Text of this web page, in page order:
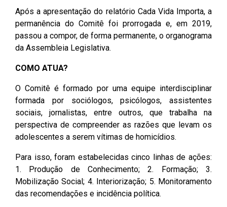
Coordenadoria de Eventos e
Comitê de Imprensa
Prevenção Institucional
2ª Companhia de Polícia de
Guarda (2ª CPG)
Departamento de
Documentação e Informação
Sala do Empreendedor
Trabalho, Administração e
Turismo e Serviços
Urbano
Após a apresentação do relatório Cada Vida Importa, a
permanência do Comitê foi prorrogada e, em 2019,
passou a compor, de forma permanente, o organograma
da Assembleia Legislativa.
COMO ATUA?
O Comitê é formado por uma equipe interdisciplinar
formada por sociólogos, psicólogos, assistentes
sociais, jornalistas, entre outros, que trabalha na
perspectiva de compreender as razões que levam os
adolescentes a serem vítimas de homicídios.
Para isso, foram estabelecidas cinco linhas de ações:
1. Produção de Conhecimento; 2. Formação; 3.
Mobilização Social; 4. Interiorização; 5. Monitoramento
das recomendações e incidência política.